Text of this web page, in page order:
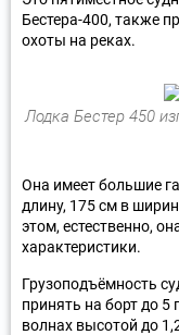
Бестера-400, также
охоты на реках.
Лодка Бестер 450
Она имеет большие
длину, 175 см в
этом, естественно,
характеристики.
Грузоподъёмность
принять на борт до
волнах высотой до